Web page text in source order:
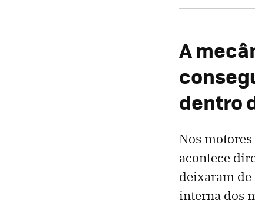
A
dentro
Nos
acontece
deixaram de
interna dos